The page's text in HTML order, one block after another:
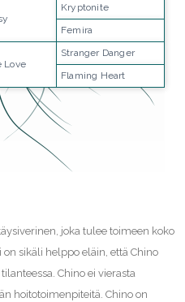
Kryptonite
Femira
Love
Stranger Danger
Flaming Heart
joka tulee toimeen koko
sikäli helppo eläin, että Chino
Chino ei vierasta
hoitotoimenpiteitä. Chino on